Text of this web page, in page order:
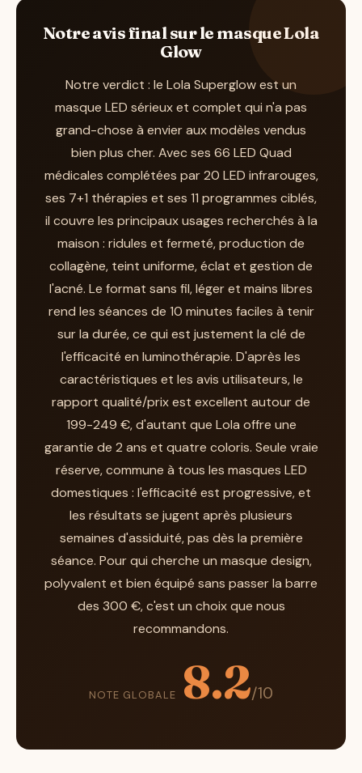
LeShark CryoGlowajoute pour sa part une
dimension froid sous les yeux qui séduira
D'après les caractéristiques et les avis
semaines d'utilisation régulière — 10 minutes
par jour — avant de constater des
améliorations sur l'éclat, l'uniformité du teint
ou l'apparence des ridules. Ce n'est pas un
traitement à effet immédiat : sa force tient à
la constance. En restant assidu, on met
toutes les chances de son côté pour profiter
du potentiel de ses 11 programmes.
Notre avis final sur le masque Lola
Glow
Notre verdict : le Lola Superglow est un
masque LED sérieux et complet qui n'a pas
grand-chose à envier aux modèles vendus
bien plus cher. Avec ses 66 LED Quad
médicales complétées par 20 LED infrarouges,
ses 7+1 thérapies et ses 11 programmes ciblés,
il couvre les principaux usages recherchés à la
maison : ridules et fermeté, production de
collagène, teint uniforme, éclat et gestion de
l'acné. Le format sans fil, léger et mains libres
rend les séances de 10 minutes faciles à tenir
sur la durée, ce qui est justement la clé de
l'efficacité en luminothérapie. D'après les
caractéristiques et les avis utilisateurs, le
rapport qualité/prix est excellent autour de
199-249 €, d'autant que Lola offre une
garantie de 2 ans et quatre coloris. Seule vraie
réserve, commune à tous les masques LED
domestiques : l'efficacité est progressive, et
les résultats se jugent après plusieurs
semaines d'assiduité, pas dès la première
séance. Pour qui cherche un masque design,
polyvalent et bien équipé sans passer la barre
des 300 €, c'est un choix que nous
recommandons.
NOTE GLOBALE 8.2/10